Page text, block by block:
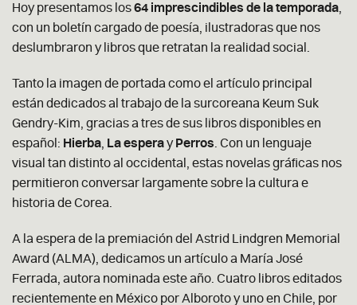
Hoy presentamos los64 imprescindibles de la temporada
con un boletín cargado de poesía, ilustradoras que nos
deslumbraron y libros que retratan la realidad social.
Tanto la imagen de portada como el artículo principal
están dedicados al trabajo de la surcoreana Keum Suk
Gendry-Kim, gracias a tres de sus libros disponibles en
español: Hierba La esperay Perros . Con un lenguaje
visual tan distinto al occidental, estas novelas gráficas nos
permitieron conversar largamente sobre la cultura e
historia de Corea.
A la espera de la premiación del Astrid Lindgren Memorial
Award (ALMA), dedicamos un artículo a María José
Ferrada, autora nominada este año. Cuatro libros editados
recientemente en México por Alboroto y uno en Chile, por